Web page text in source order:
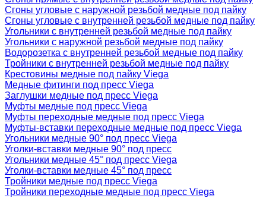
Сгоны угловые с наружной резьбой медные под пайку
Сгоны угловые с внутренней резьбой медные под пайку
Угольники с внутренней резьбой медные под пайку
Угольники с наружной резьбой медные под пайку
Водорозетка с внутренней резьбой медные под пайку
Тройники с внутренней резьбой медные под пайку
Крестовины медные под пайку Viega
Медные фитинги под пресс Viega
Заглушки медные под пресс Viega
Муфты медные под пресс Viega
Муфты переходные медные под пресс Viega
Муфты-вставки переходные медные под пресс Viega
Угольники медные 90° под пресс Viega
Уголки-вставки медные 90° под пресс
Угольники медные 45° под пресс Viega
Уголки-вставки медные 45° под пресс
Тройники медные под пресс Viega
Тройники переходные медные под пресс Viega